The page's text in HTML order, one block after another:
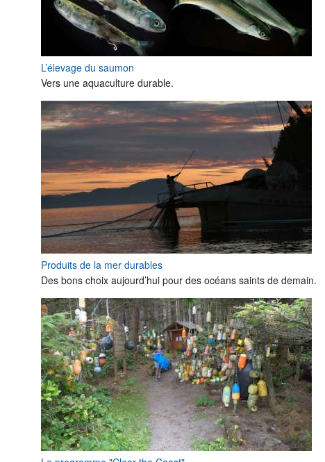
L’élevage du saumon
Vers une aquaculture durable.
Produits de la mer durables
Des bons choix aujourd’hui pour des océans saints de demain.